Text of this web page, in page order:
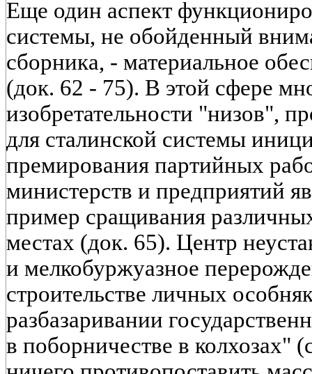
Еще один аспект
системы, не обойденный
сборника, - материальное
(док. 62 - 75). В этой сфере
изобретательности "низов",
для сталинской системы
премирования партийных
министерств и предприятий
пример сращивания
местах (док. 65). Центр
и мелкобуржуазное
строительстве личных
разбазаривании
в поборничестве в колхозах"